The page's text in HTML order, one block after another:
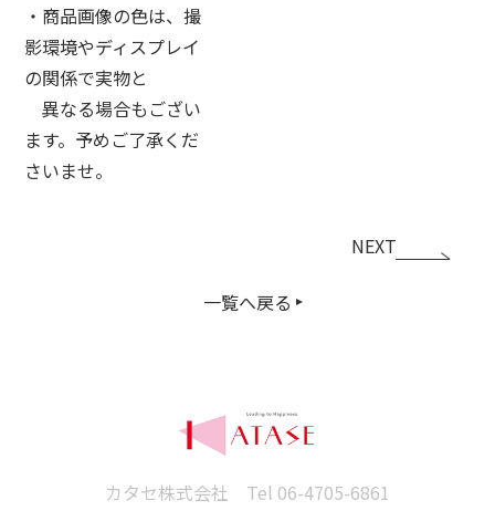
・商品画像の色は、撮
影環境やディスプレイ
の関係で実物と
異なる場合もござい
ます。予めご了承くだ
さいませ。
一覧へ戻る
NEXT
カタセ株式会社 Tel 06-4705-6861